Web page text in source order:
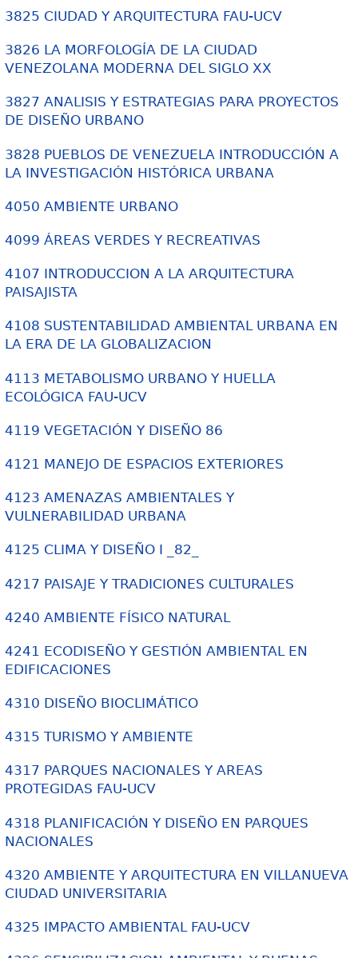
3825 CIUDAD Y ARQUITECTURA FAU-UCV
3826 LA MORFOLOGÍA DE LA CIUDAD
VENEZOLANA MODERNA DEL SIGLO XX
3827 ANALISIS Y ESTRATEGIAS PARA PROYECTOS
DE DISEÑO URBANO
3828 PUEBLOS DE VENEZUELA INTRODUCCIÓN A
LA INVESTIGACIÓN HISTÓRICA URBANA
4050 AMBIENTE URBANO
4099 ÁREAS VERDES Y RECREATIVAS
4107 INTRODUCCION A LA ARQUITECTURA
PAISAJISTA
4108 SUSTENTABILIDAD AMBIENTAL URBANA EN
LA ERA DE LA GLOBALIZACION
4113 METABOLISMO URBANO Y HUELLA
ECOLÓGICA FAU-UCV
4119 VEGETACIÓN Y DISEÑO 86
4121 MANEJO DE ESPACIOS EXTERIORES
4123 AMENAZAS AMBIENTALES Y
VULNERABILIDAD URBANA
4125 CLIMA Y DISEÑO I _82_
4217 PAISAJE Y TRADICIONES CULTURALES
4240 AMBIENTE FÍSICO NATURAL
4241 ECODISEÑO Y GESTIÓN AMBIENTAL EN
EDIFICACIONES
4310 DISEÑO BIOCLIMÁTICO
4315 TURISMO Y AMBIENTE
4317 PARQUES NACIONALES Y AREAS
PROTEGIDAS FAU-UCV
4318 PLANIFICACIÓN Y DISEÑO EN PARQUES
NACIONALES
4320 AMBIENTE Y ARQUITECTURA EN VILLANUEVA
CIUDAD UNIVERSITARIA
4325 IMPACTO AMBIENTAL FAU-UCV